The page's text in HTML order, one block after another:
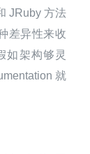
JRuby 方法
差异性来收
如架构够灵
就